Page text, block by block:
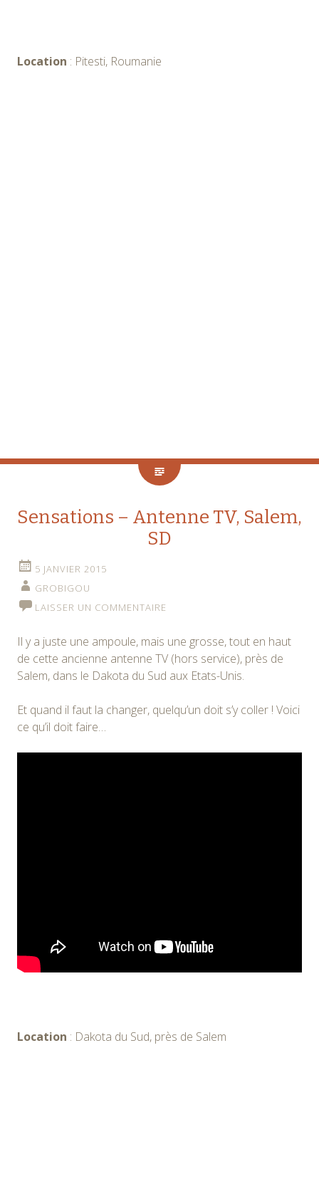
Location : Pitesti, Roumanie
Sensations – Antenne TV, Salem,
SD
5 JANVIER 2015
GROBIGOU
LAISSER UN COMMENTAIRE
Il y a juste une ampoule, mais une grosse, tout en haut
de cette ancienne antenne TV (hors service), près de
Salem, dans le Dakota du Sud aux Etats-Unis.
Et quand il faut la changer, quelqu’un doit s’y coller ! Voici
ce qu’il doit faire…
Location : Dakota du Sud, près de Salem